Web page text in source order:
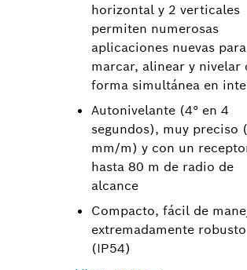
horizontal y 2 verticales
permiten numerosas
aplicaciones nuevas para
marcar, alinear y nivelar
forma simultánea en
Autonivelante (4° en 4
segundos), muy preciso
mm/m) y con un
hasta 80 m de radio de
alcance
Compacto, fácil de
extremadamente robusto
(IP54)